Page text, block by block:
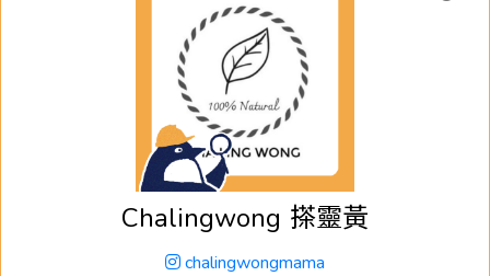
Chalingwong 搽靈黃
chalingwongmama